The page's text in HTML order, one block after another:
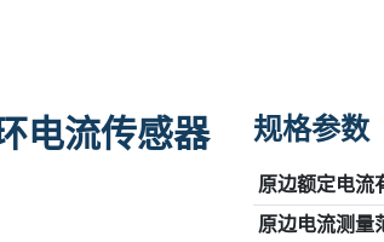
电流传感器 规格参数
原边额定电流
原边电流测量